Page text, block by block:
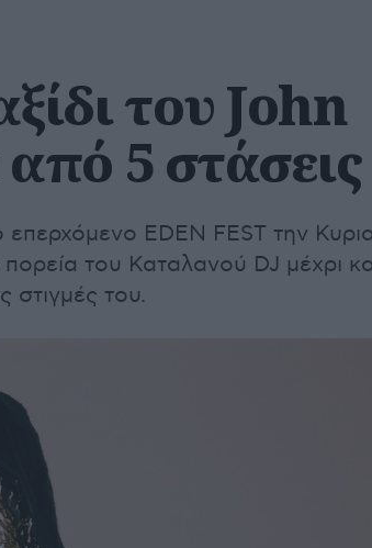
του John
5 στάσεις
EDEN FEST την
του Καταλανού DJ μέχρι
στιγμές του.